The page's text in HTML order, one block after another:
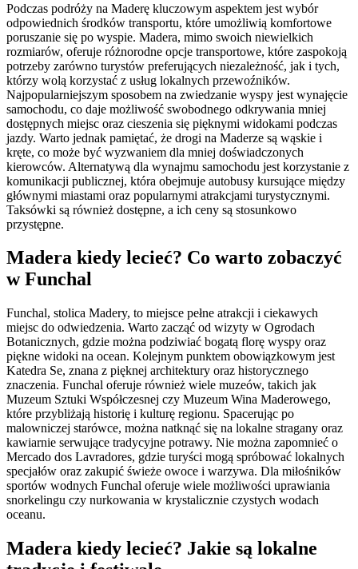
Podczas podróży na Maderę kluczowym aspektem jest wybór
odpowiednich środków transportu, które umożliwią komfortowe
poruszanie się po wyspie. Madera, mimo swoich niewielkich
rozmiarów, oferuje różnorodne opcje transportowe, które zaspokoją
potrzeby zarówno turystów preferujących niezależność, jak i tych,
którzy wolą korzystać z usług lokalnych przewoźników.
Najpopularniejszym sposobem na zwiedzanie wyspy jest wynajęcie
samochodu, co daje możliwość swobodnego odkrywania mniej
dostępnych miejsc oraz cieszenia się pięknymi widokami podczas
jazdy. Warto jednak pamiętać, że drogi na Maderze są wąskie i
kręte, co może być wyzwaniem dla mniej doświadczonych
kierowców. Alternatywą dla wynajmu samochodu jest korzystanie z
komunikacji publicznej, która obejmuje autobusy kursujące między
głównymi miastami oraz popularnymi atrakcjami turystycznymi.
Taksówki są również dostępne, a ich ceny są stosunkowo
przystępne.
Madera kiedy lecieć? Co warto zobaczyć
w Funchal
Funchal, stolica Madery, to miejsce pełne atrakcji i ciekawych
miejsc do odwiedzenia. Warto zacząć od wizyty w Ogrodach
Botanicznych, gdzie można podziwiać bogatą florę wyspy oraz
piękne widoki na ocean. Kolejnym punktem obowiązkowym jest
Katedra Se, znana z pięknej architektury oraz historycznego
znaczenia. Funchal oferuje również wiele muzeów, takich jak
Muzeum Sztuki Współczesnej czy Muzeum Wina Maderowego,
które przybliżają historię i kulturę regionu. Spacerując po
malowniczej starówce, można natknąć się na lokalne stragany oraz
kawiarnie serwujące tradycyjne potrawy. Nie można zapomnieć o
Mercado dos Lavradores, gdzie turyści mogą spróbować lokalnych
specjałów oraz zakupić świeże owoce i warzywa. Dla miłośników
sportów wodnych Funchal oferuje wiele możliwości uprawiania
snorkelingu czy nurkowania w krystalicznie czystych wodach
oceanu.
Madera kiedy lecieć? Jakie są lokalne